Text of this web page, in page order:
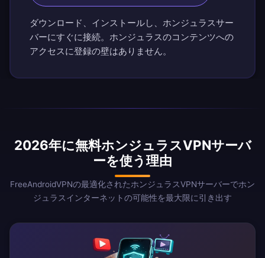
ダウンロード、インストールし、ホンジュラスサー
バーにすぐに接続。ホンジュラスのコンテンツへの
アクセスに登録の壁はありません。
2026年に無料ホンジュラスVPNサーバ
ーを使う理由
FreeAndroidVPNの最適化されたホンジュラスVPNサーバーでホン
ジュラスインターネットの可能性を最大限に引き出す